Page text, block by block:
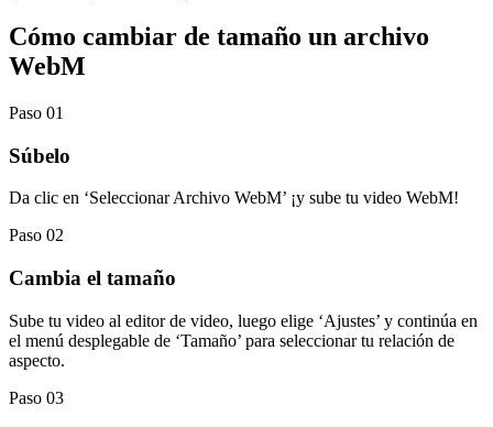
Cómo cambiar de tamaño un archivo
WebM
Paso 01
Súbelo
Da clic en ‘Seleccionar Archivo WebM’ ¡y sube tu video WebM!
Paso 02
Cambia el tamaño
Sube tu video al editor de video, luego elige ‘Ajustes’ y continúa en
el menú desplegable de ‘Tamaño’ para seleccionar tu relación de
aspecto.
Paso 03